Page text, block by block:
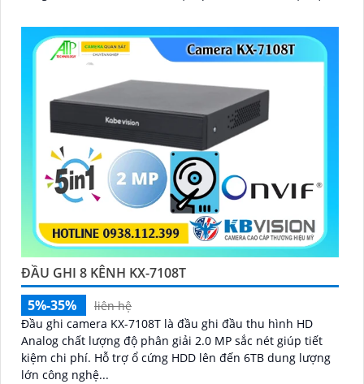
tiết, giúp dễ dàng nhận diện các đối tượngThiết bị thu
hình HD iDS-7208HQHI-M1/XT của iDS Technology thuộc
dòng sản phẩm DVR chất lượng cao, hỗ trợ đầu vào 8
camera HD, ghi hình 4K, chất lượng hình ảnh sắc nét.
ĐẦU GHI 8 KÊNH KX-7108T
5%-35%
liên hệ
Đầu ghi camera KX-7108T là đầu ghi đầu thu hình HD
Analog chất lượng độ phân giải 2.0 MP sắc nét giúp tiết
kiệm chi phí. Hỗ trợ ổ cứng HDD lên đến 6TB dung lượng
lớn công nghệ...